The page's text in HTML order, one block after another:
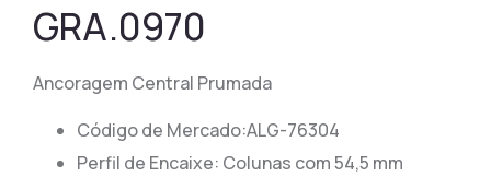
GRA.0970
Ancoragem Central Prumada
Código de Mercado:ALG-76304
​​Perfil de Encaixe: Colunas com 54,5 mm